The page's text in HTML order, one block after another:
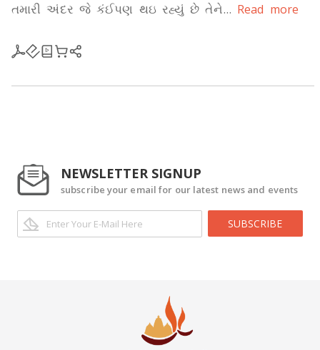
તમારી અંદર જે કંઈપણ થઇ રહ્યું છે તેને... Read more
NEWSLETTER SIGNUP
subscribe your email for our latest news and events
SUBSCRIBE